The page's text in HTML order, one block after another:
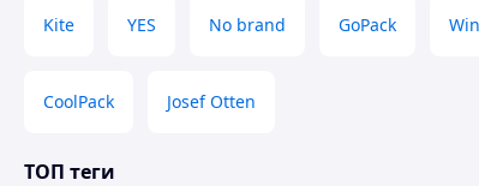
Kite YES No brand GoPack
CoolPack Josef Otten
ТОП теги